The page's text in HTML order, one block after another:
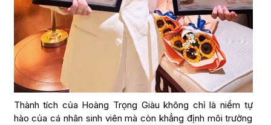
Thành tích của Hoàng Trọng Giàu không chỉ là niềm tự
hào của cá nhân sinh viên mà còn khẳng định môi trường